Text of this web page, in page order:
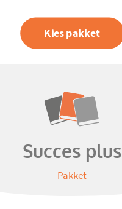
Kies pakket
Succes plus
Pakket